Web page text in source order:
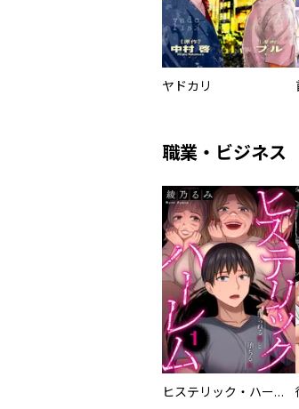
ヤドカリ
職業・ビジネス
ヒステリック・ハーレム～搾られる男と堕ちる女～【電子単行本版】